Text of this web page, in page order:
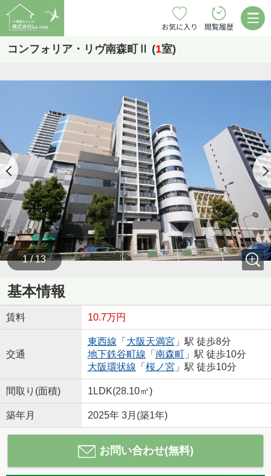
お気に入り 閲覧履歴
コンフォリア・リヴ南森町Ⅱ (1室)
1 / 13
基本情報
賃料 10.7万円
交通
東西線 「 大阪天満宮 」駅 徒歩8分
地下鉄谷町線 「 南森町」駅 徒歩10分
大阪環状線 「 桜ノ宮 」駅 徒歩10分
間取り(面積) 1LDK(28.10㎡)
築年月 2025年 3月(築1年)
お問い合わせ(無料)